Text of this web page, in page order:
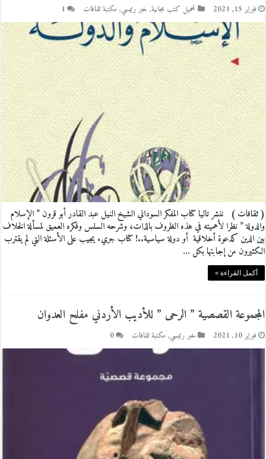
فبراير 15, 2021 تحميل كتب مجانية, خبر رئيسي, مكتبة ثقافات 1
( ثقافات ) ننشر تاليا كتاب المفكر السوداني الشيخ النيل عبد القادر أبو قرون ” الإسلام
والدولة ” نظرا لأهميته في هذه الظروف بالذات، وشرحه السلس وفكره العميق لمسألة الخلاف
بين الدين كدعوة أخلاقية أو دولة سياسية..! كتاب جريء يجيب على الأسئلة التي لم يقترب
الكثيرون من إجابتها بكل …
أكمل القراءة »
المجموعة القصصية ” الرحى ” للأديب الأردني مفلح العدوان
فبراير 10, 2021 خبر رئيسي, مكتبة ثقافات 0